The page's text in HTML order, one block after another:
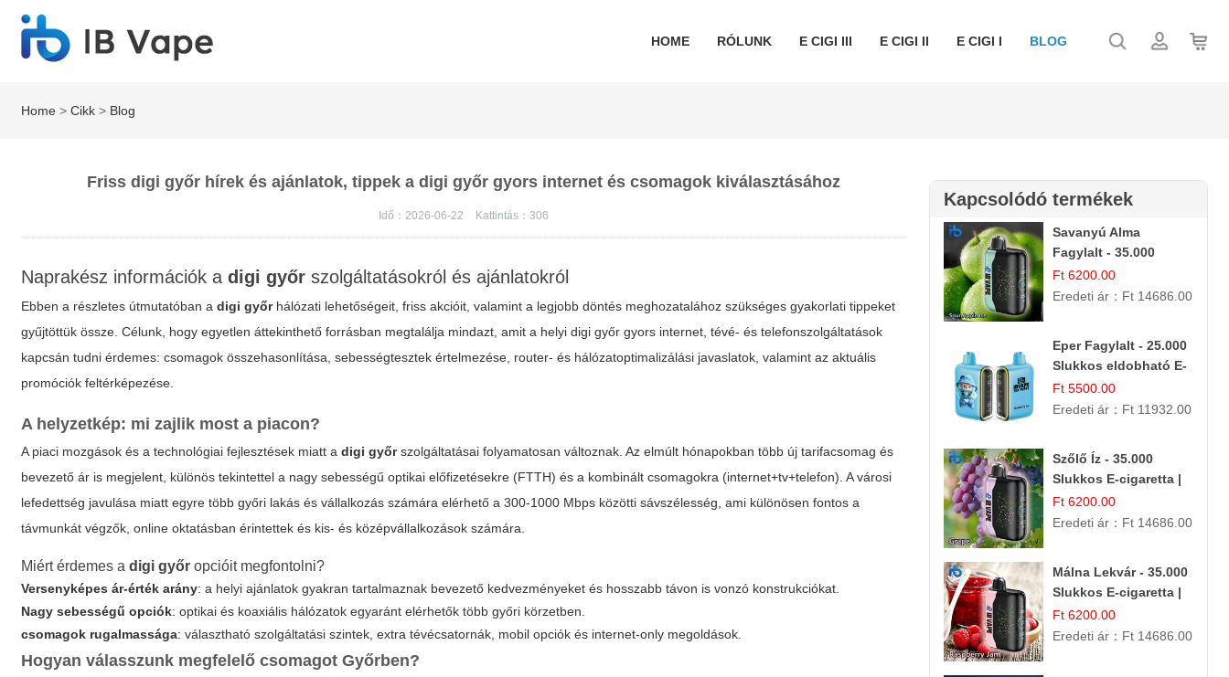
HOME RÓLUNK E CIGI III E CIGI II E CIGI I BLOG
Home >Cikk > Blog
Friss digi győr hírek és ajánlatok, tippek a digi győr gyors internet és csomagok kiválasztásához
Idő：2026-06-22 Kattintás： 306
Naprakész információk adigi győr szolgáltatásokról és ajánlatokról
Ebben a részletes útmutatóban adigi győrhálózati lehetőségeit, friss akcióit, valamint a legjobb döntés meghozatalához szükséges gyakorlati tippeket
gyűjtöttük össze. Célunk, hogy egyetlen áttekinthető forrásban megtalálja mindazt, amit a helyidigi győr gyors internet, tévé- és telefonszolgáltatások
kapcsán tudni érdemes: csomagok összehasonlítása, sebességtesztek értelmezése, router- és hálózatoptimalizálási javaslatok, valamint az aktuális
promóciók feltérképezése.
A helyzetkép: mi zajlik most a piacon?
A piaci mozgások és a technológiai fejlesztések miatt adigi győrszolgáltatásai folyamatosan változnak. Az elmúlt hónapokban több új tarifacsomag és
bevezető ár is megjelent, különös tekintettel a nagy sebességű optikai előfizetésekre (FTTH) és a kombinált csomagokra (internet+tv+telefon). A városi
lefedettség javulása miatt egyre több győri lakás és vállalkozás számára elérhető a 300-1000 Mbps közötti sávszélesség, ami különösen fontos a
távmunkát végzők, online oktatásban érintettek és kis- és középvállalkozások számára.
Miért érdemes adigi győr opcióit megfontolni?
Versenyképes ár-érték arány: a helyi ajánlatok gyakran tartalmaznak bevezető kedvezményeket és hosszabb távon is vonzó konstrukciókat.
Nagy sebességű opciók: optikai és koaxiális hálózatok egyaránt elérhetők több győri körzetben.
csomagok rugalmassága: választható szolgáltatási szintek, extra tévécsatornák, mobil opciók és internet-only megoldások.
Hogyan válasszunk megfelelő csomagot Győrben?
Kapcsolódó termékek
Savanyú Alma
Fagylalt - 35.000
Slukkos E-cigaretta |
IBVape Bar
Ft 6200.00
Eredeti ár： Ft 14686.00
Eper Fagylalt - 25.000
Slukkos eldobható E-
cigaretta | Édes
Desszert Íz
Ft 5500.00
Eredeti ár： Ft 11932.00
Szőlő Íz - 35.000
Slukkos E-cigaretta |
Friss Gyümölcs
Aroma
Ft 6200.00
Eredeti ár： Ft 14686.00
Málna Lekvár - 35.000
Slukkos E-cigaretta |
IBVape Bar Édes
Gyümölcs Íz
Ft 6200.00
Eredeti ár： Ft 14686.00